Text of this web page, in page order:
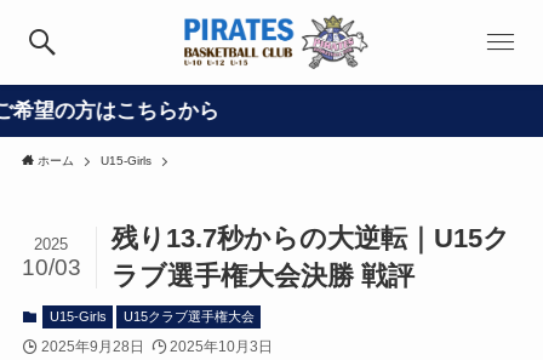
こちらから
ホーム U15-Girls
残り13.7秒からの大逆転｜U15ク
ラブ選手権大会決勝 戦評
2025
10/03
U15-Girls U15クラブ選手権大会
2025年9月28日 2025年10月3日